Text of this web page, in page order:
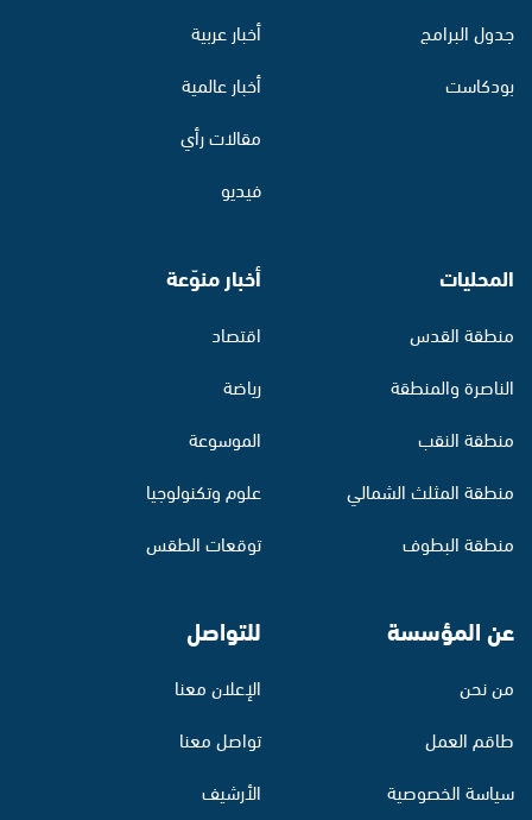
جدول البرامج
بودكاست
أخبار عربية
أخبار عالمية
مقالات رأي
فيديو
المحليات
منطقة القدس
الناصرة والمنطقة
منطقة النقب
منطقة المثلث الشمالي
منطقة البطوف
أخبار منوّعة
اقتصاد
رياضة
الموسوعة
علوم وتكنولوجيا
توقعات الطقس
عن المؤسسة
من نحن
طاقم العمل
سياسة الخصوصية
للتواصل
الإعلان معنا
تواصل معنا
الأرشيف